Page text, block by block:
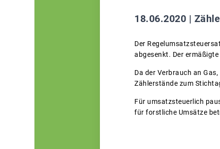
18.06.2020 |
Der
abgesenkt. Der
Da der Verbrauch an
Zählerstände zum
Für umsatzsteuerlich
für forstliche Umsätze